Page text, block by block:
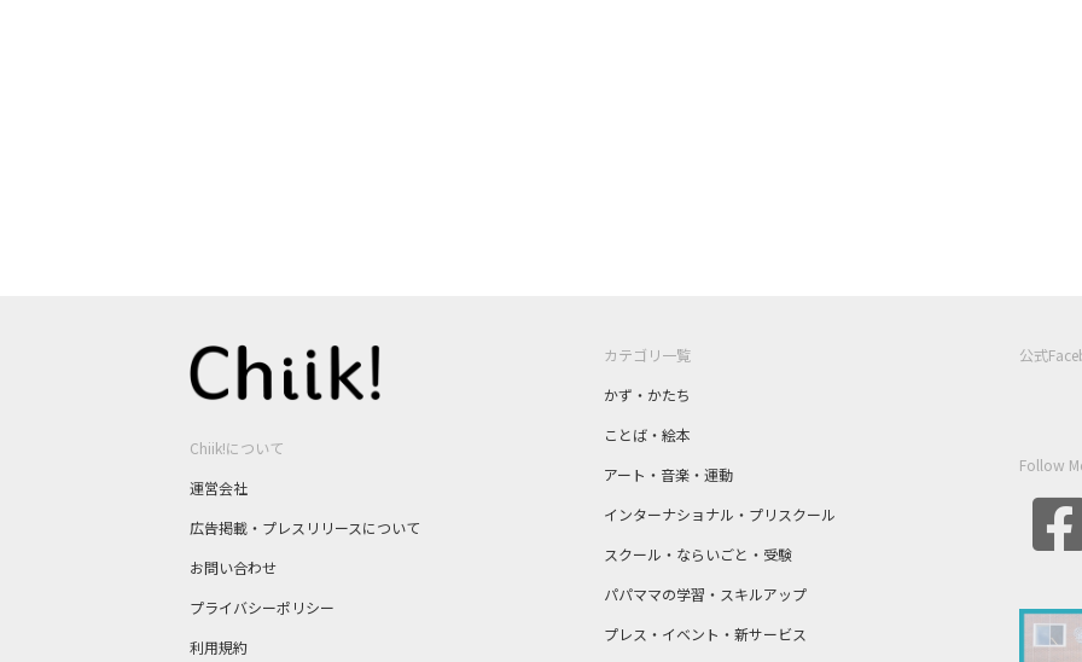
Chiik!について
運営会社
広告掲載・プレスリリースについて
お問い合わせ
プライバシーポリシー
利用規約
カテゴリ一覧
かず・かたち
ことば・絵本
アート・音楽・運動
インターナショナル・プリスクール
スクール・ならいごと・受験
パパママの学習・スキルアップ
プレス・イベント・新サービス
公式
Follow